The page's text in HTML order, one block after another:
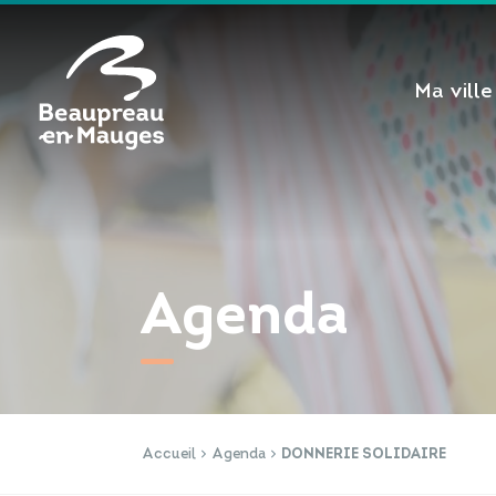
Ma ville
Agenda
Accueil Agenda DONNERIE SOLIDAIRE
Cookies management panel